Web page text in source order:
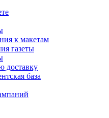
к макетам
газеты
доставку
база